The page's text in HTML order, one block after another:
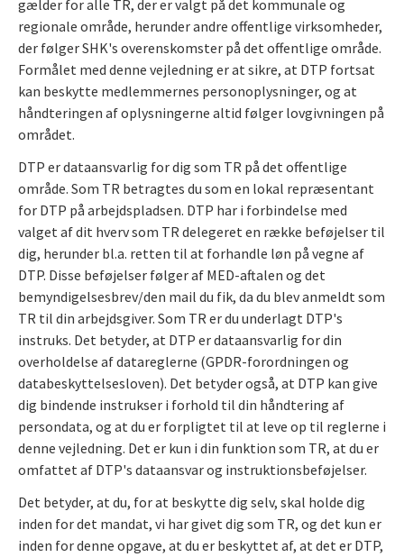
gælder for alle TR, der er valgt på det kommunale og
regionale område, herunder andre offentlige virksomheder,
der følger SHK's overenskomster på det offentlige område.
Formålet med denne vejledning er at sikre, at DTP fortsat
kan beskytte medlemmernes personoplysninger, og at
håndteringen af oplysningerne altid følger lovgivningen på
området.
DTP er dataansvarlig for dig som TR på det offentlige
område. Som TR betragtes du som en lokal repræsentant
for DTP på arbejdspladsen. DTP har i forbindelse med
valget af dit hverv som TR delegeret en række beføjelser til
dig, herunder bl.a. retten til at forhandle løn på vegne af
DTP. Disse beføjelser følger af MED-aftalen og det
bemyndigelsesbrev/den mail du fik, da du blev anmeldt som
TR til din arbejdsgiver. Som TR er du underlagt DTP's
instruks. Det betyder, at DTP er dataansvarlig for din
overholdelse af datareglerne (GPDR-forordningen og
databeskyttelsesloven). Det betyder også, at DTP kan give
dig bindende instrukser i forhold til din håndtering af
persondata, og at du er forpligtet til at leve op til reglerne i
denne vejledning. Det er kun i din funktion som TR, at du er
omfattet af DTP's dataansvar og instruktionsbeføjelser.
Det betyder, at du, for at beskytte dig selv, skal holde dig
inden for det mandat, vi har givet dig som TR, og det kun er
inden for denne opgave, at du er beskyttet af, at det er DTP,